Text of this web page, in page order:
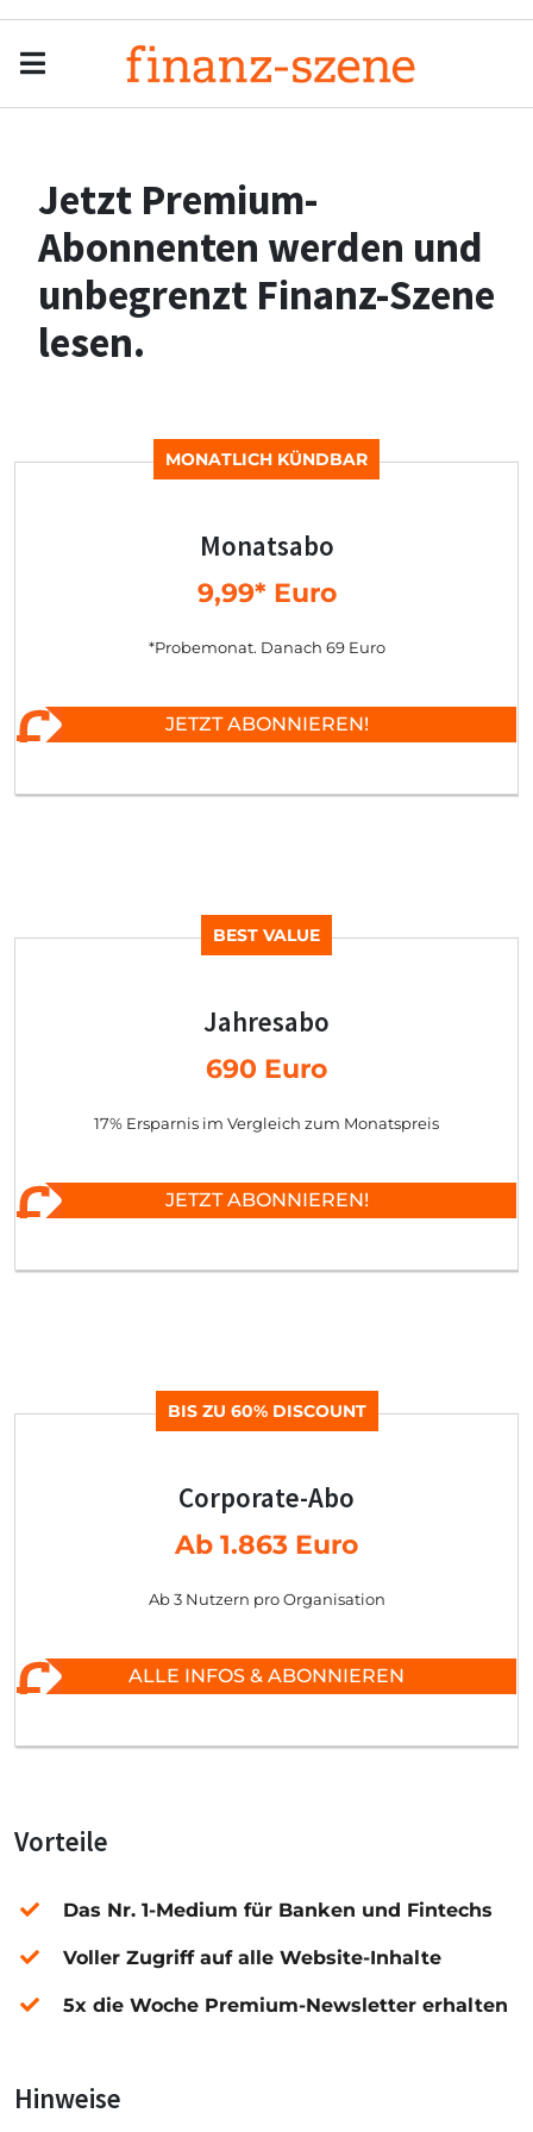
Jetzt Premium-
Abonnenten werden und
unbegrenzt Finanz-Szene
lesen.
MONATLICH KÜNDBAR
Monatsabo
9,99* Euro
*Probemonat. Danach 69 Euro
JETZT ABONNIEREN!
BEST VALUE
Jahresabo
690 Euro
17% Ersparnis im Vergleich zum Monatspreis
JETZT ABONNIEREN!
BIS ZU 60% DISCOUNT
Corporate-Abo
Ab 1.863 Euro
Ab 3 Nutzern pro Organisation
ALLE INFOS & ABONNIEREN
Vorteile
Das Nr. 1-Medium für Banken und Fintechs
Voller Zugriff auf alle Website-Inhalte
5x die Woche Premium-Newsletter erhalten
Hinweise